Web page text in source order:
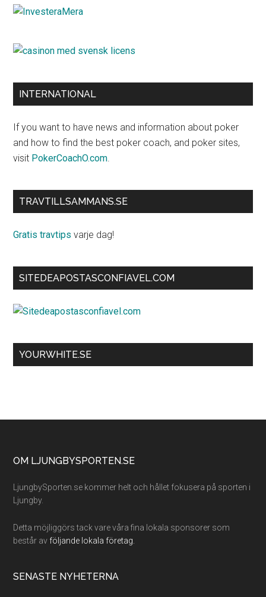
INTERNATIONAL
If you want to have news and information about poker
and how to find the best poker coach, and poker sites,
visit PokerCoachO.com.
TRAVTILLSAMMANS.SE
Gratis travtips varje dag!
SITEDEAPOSTASCONFIAVEL.COM
YOURWHITE.SE
Footer
OM LJUNGBYSPORTEN.SE
LjungbySporten.se kommer helt och hållet fokusera på sporten i
Ljungby.
Detta möjliggörs tack vare våra fina lokala sponsorer som
består av följande lokala företag.
SENASTE NYHETERNA